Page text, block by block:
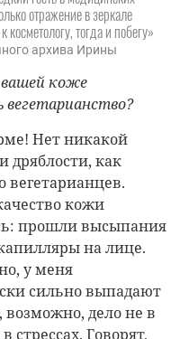
отражение в зеркале
косметологу, тогда и побегу»
архива Ирины
коже
вегетарианство?
Нет никакой
дряблости, как
вегетарианцев.
кожи
прошли высыпания
на лице.
у меня
сильно выпадают
возможно, дело не в
стрессах. Говорят,